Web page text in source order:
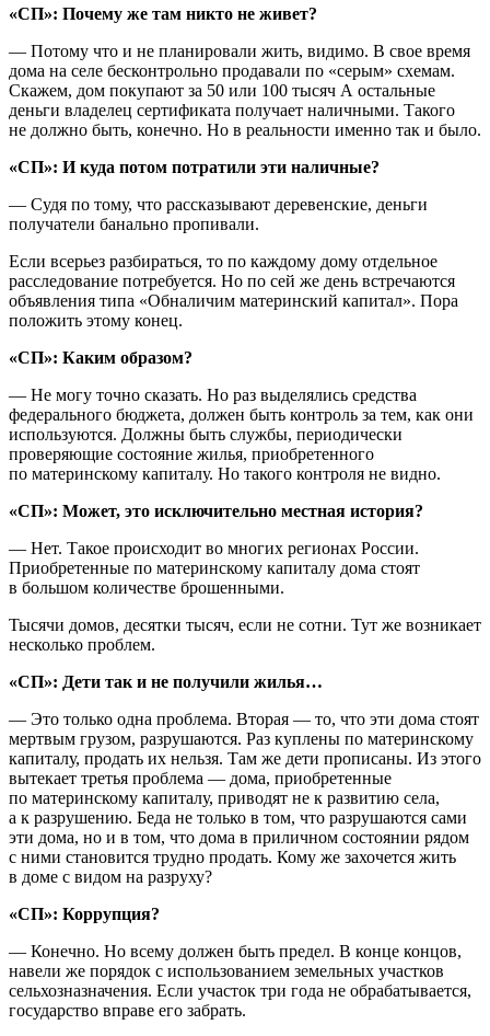
«СП»: Почему же там никто не живет?
— Потому что и не планировали жить, видимо. В свое время
дома на селе бесконтрольно продавали по «серым» схемам.
Скажем, дом покупают за 50 или 100 тысяч А остальные
деньги владелец сертификата получает наличными. Такого
не должно быть, конечно. Но в реальности именно так и было.
«СП»: И куда потом потратили эти наличные?
— Судя по тому, что рассказывают деревенские, деньги
получатели банально пропивали.
Если всерьез разбираться, то по каждому дому отдельное
расследование потребуется. Но по сей же день встречаются
объявления типа «Обналичим материнский капитал». Пора
положить этому конец.
«СП»: Каким образом?
— Не могу точно сказать. Но раз выделялись средства
федерального бюджета, должен быть контроль за тем, как они
используются. Должны быть службы, периодически
проверяющие состояние жилья, приобретенного
по материнскому капиталу. Но такого контроля не видно.
«СП»: Может, это исключительно местная история?
— Нет. Такое происходит во многих регионах России.
Приобретенные по материнскому капиталу дома стоят
в большом количестве брошенными.
Тысячи домов, десятки тысяч, если не сотни. Тут же возникает
несколько проблем.
«СП»: Дети так и не получили жилья…
— Это только одна проблема. Вторая — то, что эти дома стоят
мертвым грузом, разрушаются. Раз куплены по материнскому
капиталу, продать их нельзя. Там же дети прописаны. Из этого
вытекает третья проблема — дома, приобретенные
по материнскому капиталу, приводят не к развитию села,
а к разрушению. Беда не только в том, что разрушаются сами
эти дома, но и в том, что дома в приличном состоянии рядом
с ними становится трудно продать. Кому же захочется жить
в доме с видом на разруху?
«СП»: Коррупция?
— Конечно. Но всему должен быть предел. В конце концов,
навели же порядок с использованием земельных участков
сельхозназначения. Если участок три года не обрабатывается,
государство вправе его забрать.